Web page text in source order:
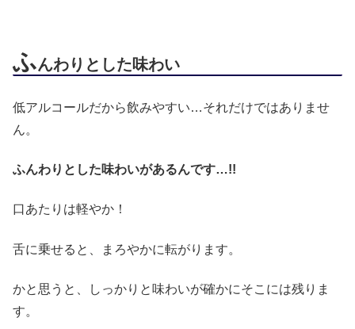
ふんわりとした味わい
低アルコールだから飲みやすい…それだけではありませ
ん。
ふんわりとした味わいがあるんです…!!
口あたりは軽やか！
舌に乗せると、まろやかに転がります。
かと思うと、しっかりと味わいが確かにそこには残りま
す。